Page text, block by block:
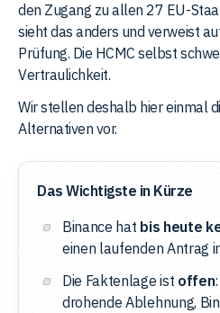
den Zugang zu allen 27 EU-
sieht das anders und verweist
Prüfung. Die HCMC selbst
Vertraulichkeit.
Wir stellen deshalb hier einmal
Alternativen vor.
Das Wichtigste in Kürze
Binance hat bis heute
einen laufenden Antrag
Die Faktenlage ist offen
drohende Ablehnung,